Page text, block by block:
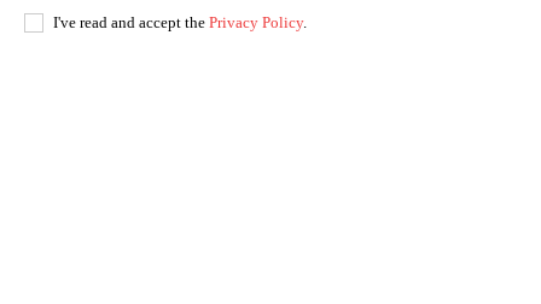
I've read and accept the Privacy Policy.